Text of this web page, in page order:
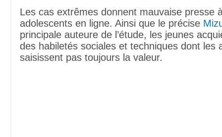
Les cas extrêmes donnent mauvaise presse
adolescents en ligne. Ainsi que le précise
principale auteure de l’étude, les jeunes
des habiletés sociales et techniques dont les
saisissent pas toujours la valeur.